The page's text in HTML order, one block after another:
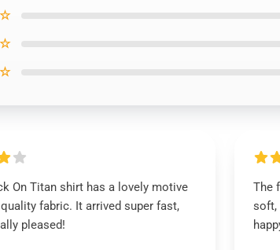
On Titan shirt has a lovely motive
fabric. It arrived super fast,
pleased!
The
soft,